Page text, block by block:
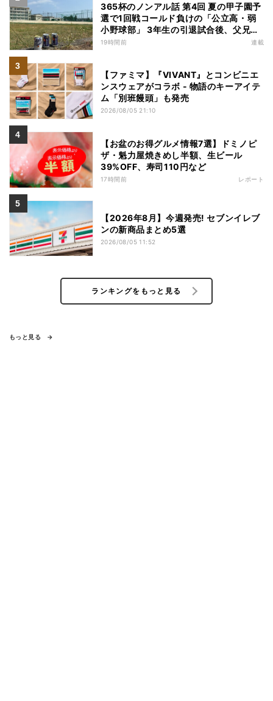
365杯のノンアル話 第4回 夏の甲子園予
選で1回戦コールド負けの「公立高・弱
小野球部」 3年生の引退試合後、父兄
が“現場”で取り出したのは……
19時間前 連載
【ファミマ】『VIVANT』とコンビニエ
ンスウェアがコラボ - 物語のキーアイテ
ム「別班饅頭」も発売
2026/08/05 21:10
【お盆のお得グルメ情報7選】ドミノピ
ザ・魁力屋焼きめし半額、生ビール
39%OFF、寿司110円など
17時間前 レポート
【2026年8月】今週発売! セブンイレブ
ンの新商品まとめ5選
2026/08/05 11:52
ランキングをもっと見る
もっと見る